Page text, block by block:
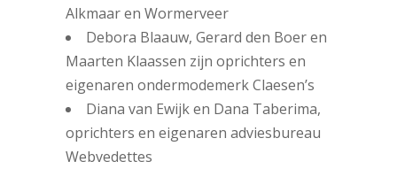
Alkmaar en Wormerveer
Debora Blaauw, Gerard den Boer en
Maarten Klaassen zijn oprichters en
eigenaren ondermodemerk Claesen’s
Diana van Ewijk en Dana Taberima,
oprichters en eigenaren adviesbureau
Webvedettes